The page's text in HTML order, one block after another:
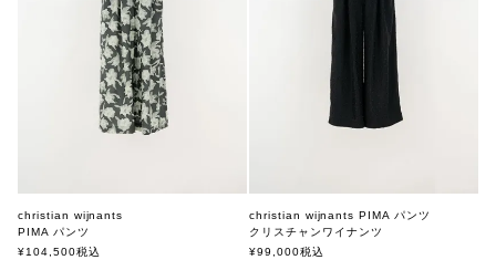
christian wijnants
PIMA パンツ
クリスチャンワイナンツ
¥104,500税込
christian wijnants PIMA パンツ
クリスチャンワイナンツ
¥99,000税込